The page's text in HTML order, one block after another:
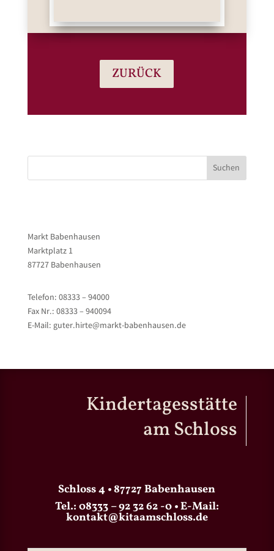
ZURÜCK
Suchen
Markt Babenhausen
Marktplatz 1
87727 Babenhausen
Telefon: 08333 – 94000
Fax Nr.: 08333 – 940094
E-Mail: guter.hirte@markt-babenhausen.de
Kindertagesstätte
am Schloss
Schloss 4 • 87727 Babenhausen
Tel.: 08333 – 92 32 62 -0• E-Mail:
kontakt@kitaamschloss.de